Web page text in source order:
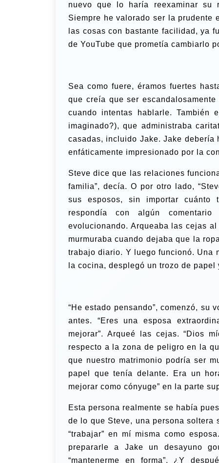
nuevo que lo haría reexaminar su
Siempre he valorado ser la prudente
las cosas con bastante facilidad, ya
de YouTube que prometía cambiarlo
Sea como fuere, éramos fuertes
que creía que ser
cuando intentas hablarle. También
imaginado?), que administraba
casadas, incluido Jake. Jake debería
enfáticamente impresionado por la
Steve dice que las relaciones
familia”, decía. O por otro lado,
sus esposos, sin importar cuánto
respondía con algún
evolucionando. Arqueaba las cejas
murmuraba cuando dejaba que la
trabajo diario. Y luego funcionó. Una
la cocina, desplegó un trozo de papel
“He estado pensando”, comenzó, su
antes. “Eres una esposa
mejorar”. Arqueé las cejas. “Dios
respecto a la zona de peligro en la
que nuestro matrimonio podría ser
papel que tenía delante. Era un
mejorar como cónyuge” en la parte
Esta persona realmente se había
de lo que Steve, una persona soltera
“trabajar” en mí misma como
prepararle a Jake un desayuno
“mantenerme en forma”. ¿Y